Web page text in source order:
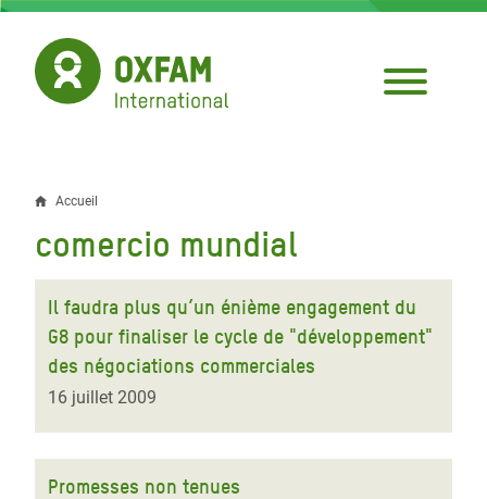
Aller
contenu
principal
Fil
d'Ariane
Accueil
comercio mundial
Il faudra plus qu’un énième engagement du
G8 pour finaliser le cycle de "développement"
des négociations commerciales
16 juillet 2009
Promesses non tenues